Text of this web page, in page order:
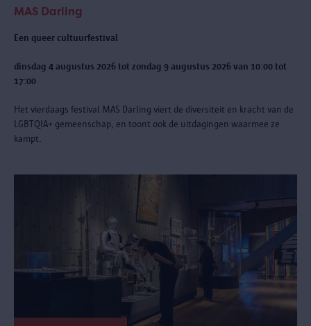
MAS Darling
Een queer cultuurfestival
dinsdag 4 augustus 2026 tot zondag 9 augustus 2026 van 10:00 tot
17:00
Het vierdaags festival MAS Darling viert de diversiteit en kracht van de
LGBTQIA+ gemeenschap, en toont ook de uitdagingen waarmee ze
kampt.